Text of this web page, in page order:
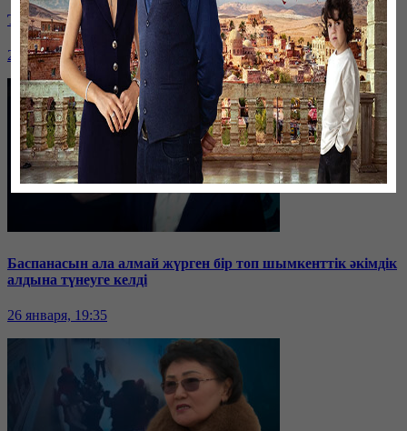
Таразда ТЭЦ қызметкерлері жалақы көтеруді талап етті
26 января, 19:36
Баспанасын ала алмай жүрген бір топ шымкенттік әкімдік
алдына түнеуге келді
26 января, 19:35